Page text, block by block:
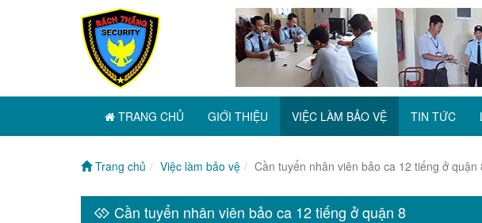
TRANG CHỦ GIỚI THIỆU VIỆC LÀM BẢO VỆ TIN TỨC
Trang chủ Việc làm bảo vệ Cần tuyển nhân viên bảo ca 12 tiếng ở quận
Cần tuyển nhân viên bảo ca 12 tiếng ở quận 8